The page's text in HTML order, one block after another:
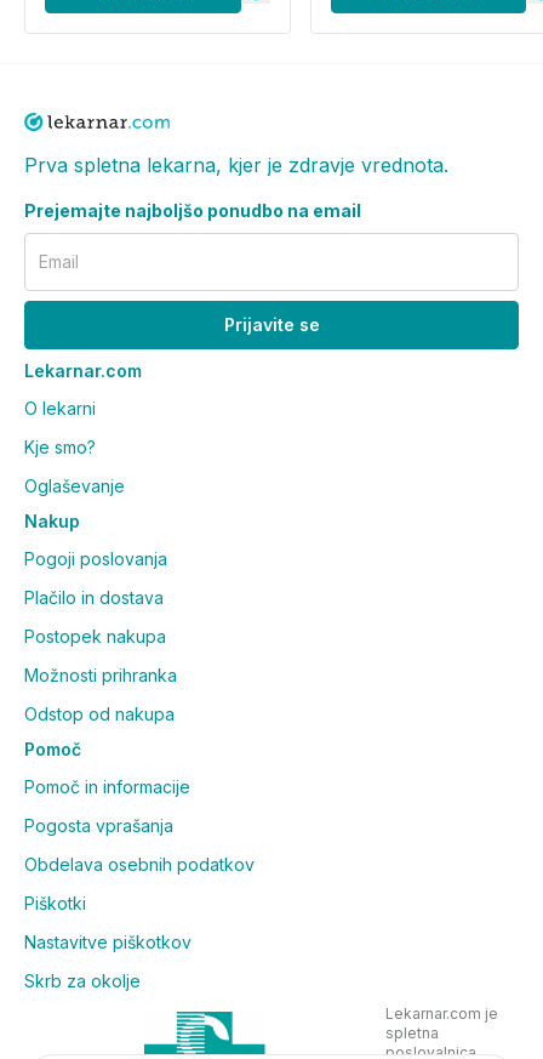
Prva spletna lekarna, kjer je zdravje vrednota.
Prejemajte najboljšo ponudbo na email
Email
Prijavite se
Lekarnar.com
O lekarni
Kje smo?
Oglaševanje
Nakup
Pogoji poslovanja
Plačilo in dostava
Postopek nakupa
Možnosti prihranka
Odstop od nakupa
Pomoč
Pomoč in informacije
Pogosta vprašanja
Obdelava osebnih podatkov
Piškotki
Nastavitve piškotkov
Skrb za okolje
Lekarnar.com je
spletna
poslovalnica